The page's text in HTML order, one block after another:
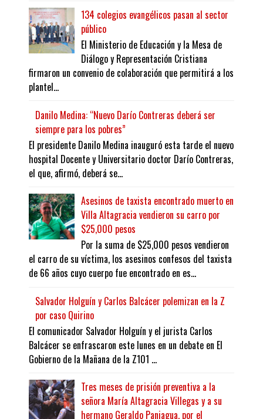
134 colegios evangélicos pasan al sector
público
El Ministerio de Educación y la Mesa de
Diálogo y Representación Cristiana
firmaron un convenio de colaboración que permitirá a los
plantel...
Danilo Medina: “Nuevo Darío Contreras deberá ser
siempre para los pobres”
El presidente Danilo Medina inauguró esta tarde el nuevo
hospital Docente y Universitario doctor Darío Contreras,
el que, afirmó, deberá se...
Asesinos de taxista encontrado muerto en
Villa Altagracia vendieron su carro por
$25,000 pesos
Por la suma de $25,000 pesos vendieron
el carro de su víctima, los asesinos confesos del taxista
de 66 años cuyo cuerpo fue encontrado en es...
Salvador Holguín y Carlos Balcácer polemizan en la Z
por caso Quirino
El comunicador Salvador Holguín y el jurista Carlos
Balcácer se enfrascaron este lunes en un debate en El
Gobierno de la Mañana de la Z101 ...
Tres meses de prisión preventiva a la
señora María Altagracia Villegas y a su
hermano Geraldo Paniagua, por el